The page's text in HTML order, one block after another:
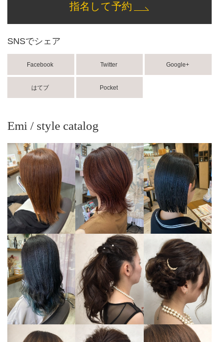
指名して予約
SNSでシェア
Facebook Twitter Google+
はてブ Pocket
Emi / style catalog